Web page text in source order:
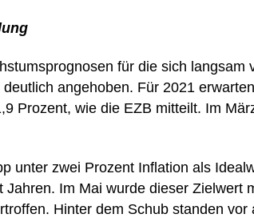
für die sich langsam
angehoben. Für 2021
Prozent, wie die EZB mitteilt. Im
unter zwei Prozent Inflation als
Im Mai wurde dieser Zielwert
Hinter dem Schub standen vor